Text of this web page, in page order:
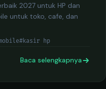
2027 untuk HP dan
untuk toko, cafe, dan
#kasir hp
Baca selengkapnya